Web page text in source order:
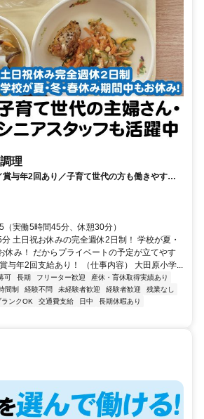
理
与年2回あり／子育て世代の方も働きやす
実働5時間45分、休憩30分）
土日祝お休みの完全週休2日制！ 学校が夏・
休み！ だからプライベートの予定が立てやす
与年2回支給あり！ （仕事内容） 大田原小学...
可 長期 フリーター歓迎
産休・育休取得実績あり
間制 経験不問 未経験者歓迎 経験者歓迎
残業なし
ランクOK 交通費支給 日中
長期休暇あり